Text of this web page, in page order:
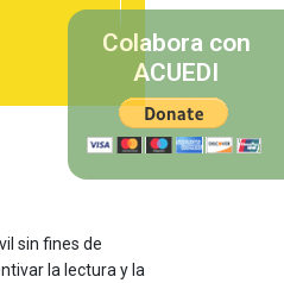
sin fines de
la lectura y la
Colabora con
ACUEDI